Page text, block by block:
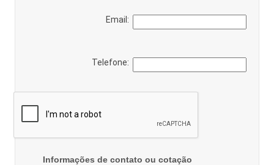
Email:
Telefone:
Informações de contato ou cotação